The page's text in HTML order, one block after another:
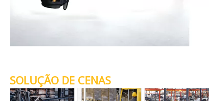
SOLUÇÃO DE CENAS